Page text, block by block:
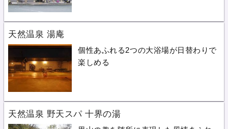
天然温泉 湯庵
個性あふれる2つの大浴場が日替わりで
楽しめる
天然温泉 野天スパ 十界の湯